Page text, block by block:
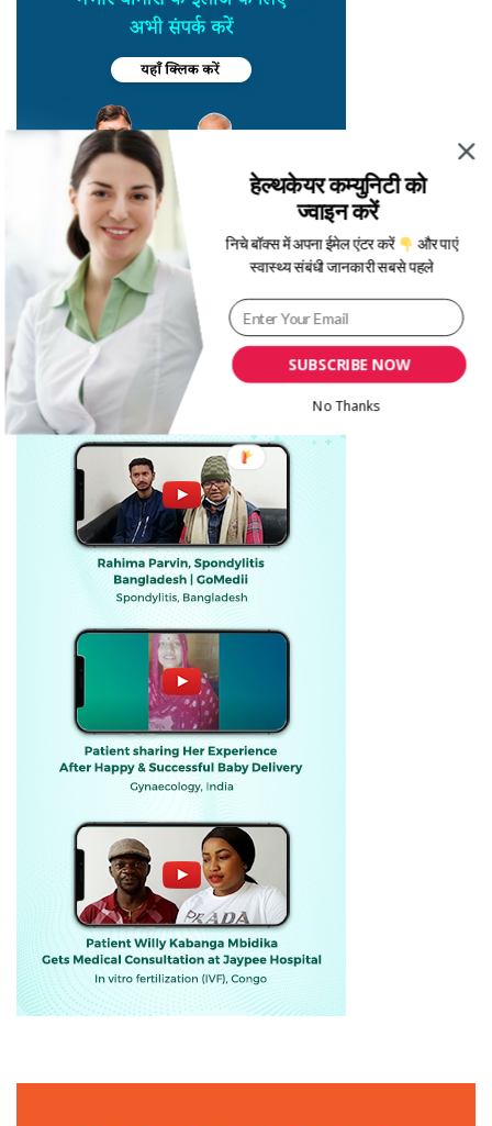
SUBSCRIBE NOW
हेल्थकेयर कम्युनिटी को
ज्वाइन करें
निचे बॉक्स में अपना ईमेल एंटर करें
और पाएं
स्वास्थ्य संबंधी जानकारी सबसे पहले
No Thanks